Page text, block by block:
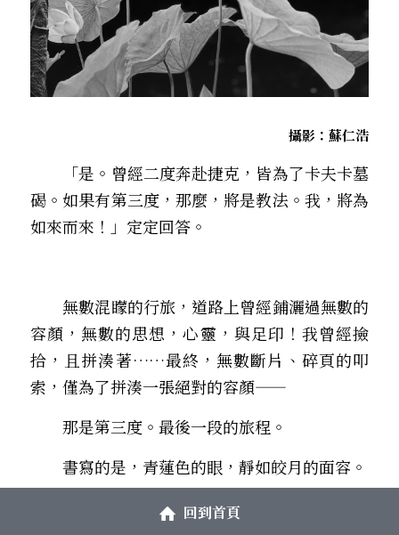
攝影：蘇仁浩
「是。曾經二度奔赴捷克，皆為了卡夫卡墓
碣。如果有第三度，那麼，將是教法。我，將為
如來而來！」定定回答。
無數混矇的行旅，道路上曾經鋪灑過無數的
容顏，無數的思想，心靈，與足印！我曾經撿
拾，且拼湊著……最終，無數斷片、碎頁的叩
索，僅為了拼湊一張絕對的容顏——
那是第三度。最後一段的旅程。
書寫的是，青蓮色的眼，靜如皎月的面容。
有一張肖像將偕行於旅程中。而祂本身，便
回到首頁